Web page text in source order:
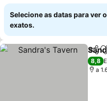
Selecione as datas para ver
exatos.
8,8
a